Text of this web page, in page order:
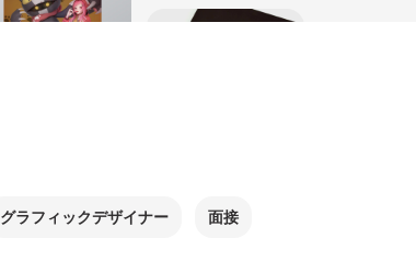
グラフィックデザイナー 面接